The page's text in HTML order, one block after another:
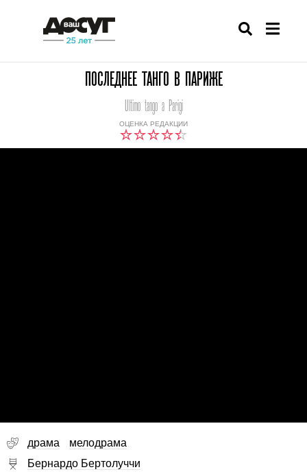
ПОСЛЕДНЕЕ ТАНГО В ПАРИЖЕ
ОЦЕНКА РЕДАКЦИИ
Ultimo tango a Parigi
драма
мелодрама
Бернардо Бертолуччи